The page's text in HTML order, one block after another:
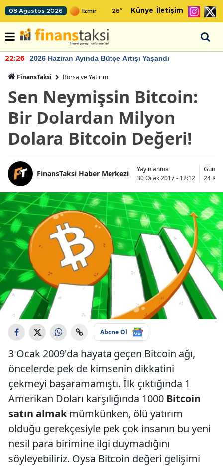
08 Ağustos 2026 26° Künye İletişim
22:26 2026 Haziran Ayında Bütçe Artışı Yaşandı
FinansTaksi Borsa ve Yatırım
Sen Neymişsin Bitcoin:
Bir Dolardan Milyon
Dolara Bitcoin Değeri!
FinansTaksi Haber Merkezi
Yayınlanma
30 Ocak 2017 - 12:12
24
Abone Ol
3 Ocak 2009'da hayata geçen Bitcoin ağı,
öncelerde pek de kimsenin dikkatini
çekmeyi başaramamıştı. İlk çıktığında 1
Amerikan Doları karşılığında 1000 Bitcoin
satın almakmümkünken, ölü yatırım
olduğu gerekçesiyle pek çok insanın bu yeni
nesil para birimine ilgi duymadığını
söyleyebiliriz. Oysa Bitcoin değeri gelişimi